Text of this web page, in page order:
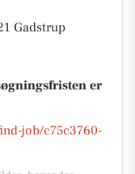
Gadstrup
er
job/c75c3760-